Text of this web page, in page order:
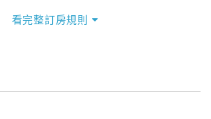
，當使用者繼續使用本網站訂房時，
看完整訂房規則